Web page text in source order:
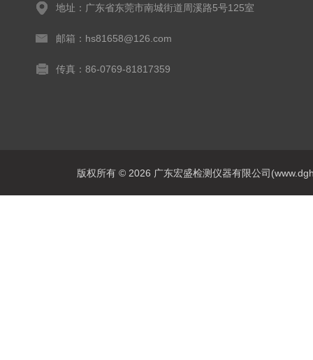
地址：广东省东莞市南城街道周溪路5号125室
邮箱：hs81658@126.com
传真：86-0769-81817359
版权所有 © 2026 广东宏盛检测仪器有限公司